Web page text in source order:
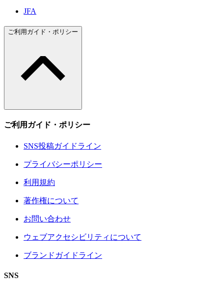
JFA
ご利用ガイド・ポリシー
ご利用ガイド・ポリシー
SNS投稿ガイドライン
プライバシーポリシー
利用規約
著作権について
お問い合わせ
ウェブアクセシビリティについて
ブランドガイドライン
SNS